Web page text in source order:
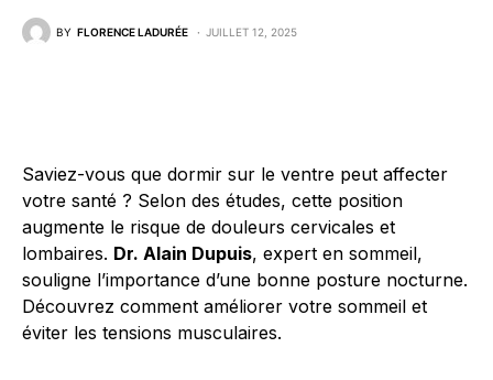
BY FLORENCE LADURÉE JUILLET 12, 2025
Saviez-vous que dormir sur le ventre peut affecter
votre santé ? Selon des études, cette position
augmente le risque de douleurs cervicales et
lombaires. Dr. Alain Dupuis, expert en sommeil,
souligne l’importance d’une bonne posture nocturne.
Découvrez comment améliorer votre sommeil et
éviter les tensions musculaires.